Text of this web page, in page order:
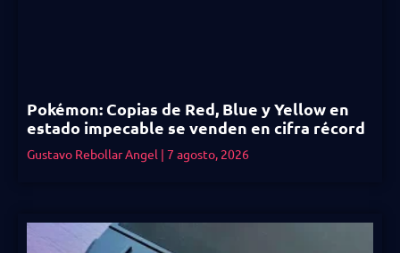
Pokémon: Copias de Red, Blue y Yellow en
estado impecable se venden en cifra récord
Gustavo Rebollar Angel 7 agosto, 2026